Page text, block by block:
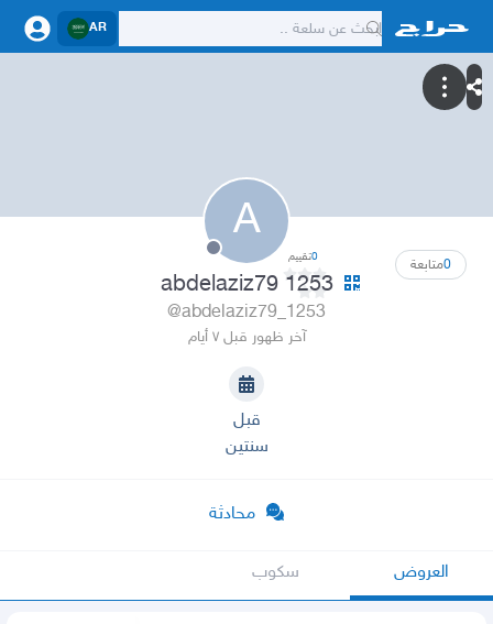
AR
A
0متابعة 0تقييم
abdelaziz79 1253
@abdelaziz79_1253
آخر ظهور قبل ٧ أيام
قبل
سنتين
محادثة
العروض سكوب